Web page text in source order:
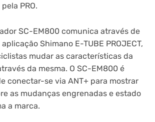
PRO.
SC-EM800 comunica através de
Shimano E-TUBE PROJECT,
mudar as características da
da mesma. O SC-EM800 é
conectar-se via ANT+ para mostrar
as mudanças engrenadas e estado
a marca.